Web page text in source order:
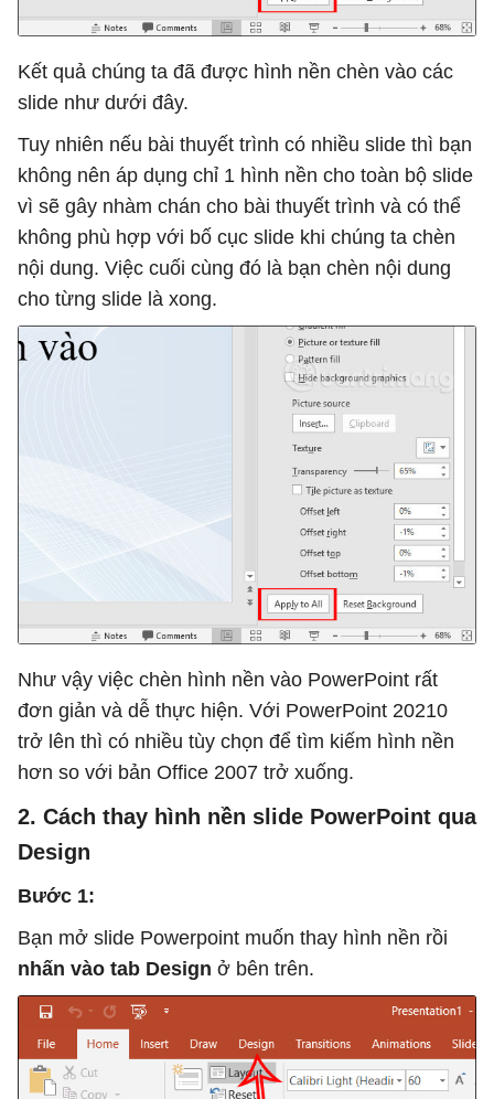
Kết quả chúng ta đã được hình nền chèn vào các
slide như dưới đây.
Tuy nhiên nếu bài thuyết trình có nhiều slide thì bạn
không nên áp dụng chỉ 1 hình nền cho toàn bộ slide
vì sẽ gây nhàm chán cho bài thuyết trình và có thể
không phù hợp với bố cục slide khi chúng ta chèn
nội dung. Việc cuối cùng đó là bạn chèn nội dung
cho từng slide là xong.
Như vậy việc chèn hình nền vào PowerPoint rất
đơn giản và dễ thực hiện. Với PowerPoint 20210
trở lên thì có nhiều tùy chọn để tìm kiếm hình nền
hơn so với bản Office 2007 trở xuống.
2. Cách thay hình nền slide PowerPoint qua
Design
Bước 1:
Bạn mở slide Powerpoint muốn thay hình nền rồi
nhấn vào tab Design ở bên trên.